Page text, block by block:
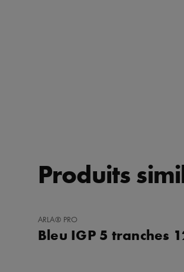
Produits
AJOUTER
FAVORIS
ARLA® PRO
Bleu IGP 5 tranches